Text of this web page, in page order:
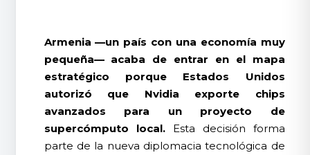
Armenia —un país con una economía muy
pequeña— acaba de entrar en el mapa
estratégico porque Estados Unidos
autorizó que Nvidia exporte chips
avanzados para un proyecto de
supercómputo local. Esta decisión forma
parte de la nueva diplomacia tecnológica de